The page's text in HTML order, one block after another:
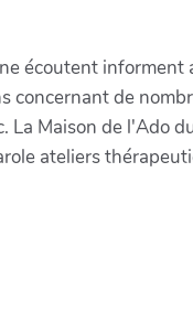
écoutent
de
Maison de l'Ado
ateliers